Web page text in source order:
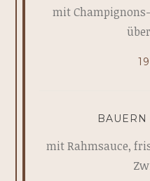
mit
mit Rahmsauce,